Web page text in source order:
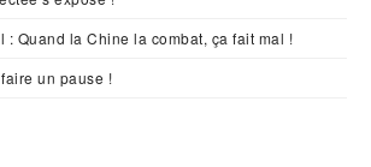
: Quand la Chine la combat, ça fait mal !
un pause !